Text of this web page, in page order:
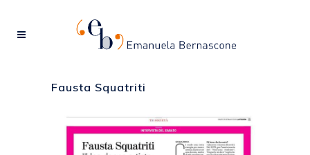
Fausta Squatriti